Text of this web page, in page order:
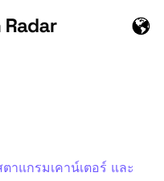
าแกรมเคาน์เตอร์ และ